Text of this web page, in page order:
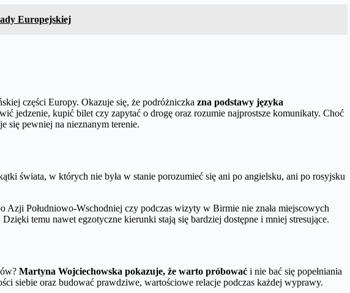
Europejskiej
części Europy. Okazuje się, że podróżniczka zna podstawy języka
jedzenie, kupić bilet czy zapytać o drogę oraz rozumie najprostsze komunikaty. Choć
się pewniej na nieznanym terenie.
świata, w których nie była w stanie porozumieć się ani po angielsku, ani po rosyjsku
Azji Południowo-Wschodniej czy podczas wizyty w Birmie nie znała miejscowych
temu nawet egzotyczne kierunki stają się bardziej dostępne i mniej stresujące.
Martyna Wojciechowska pokazuje, że warto próbować i nie bać się popełniania
siebie oraz budować prawdziwe, wartościowe relacje podczas każdej wyprawy.